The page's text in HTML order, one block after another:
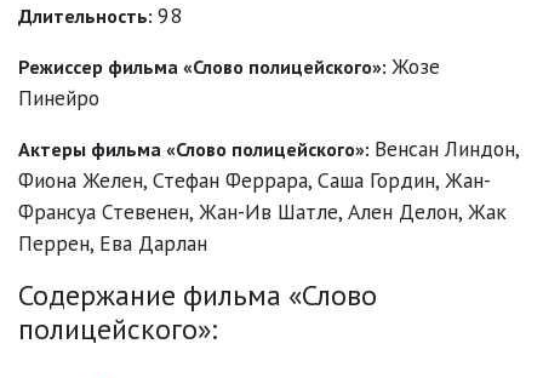
Длительность: 98
Режиссер фильма «Слово полицейского»: Жозе
Пинейро
Актеры фильма «Слово полицейского»: Венсан Линдон,
Фиона Желен, Стефан Феррара, Саша Гордин, Жан-
Франсуа Стевенен, Жан-Ив Шатле, Ален Делон, Жак
Перрен, Ева Дарлан
Содержание фильма «Слово
полицейского»: